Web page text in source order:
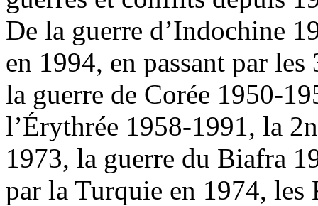
De la guerre d’Indochine
en 1994, en passant par
la guerre de Corée 1950-
l’Érythrée 1958-1991, la
1973, la guerre du Biafra
par la Turquie en 1974,